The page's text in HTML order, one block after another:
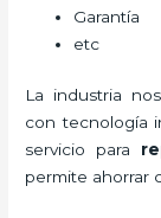
Garantía
etc
La industria
con tecnología
servicio para
permite ahorrar